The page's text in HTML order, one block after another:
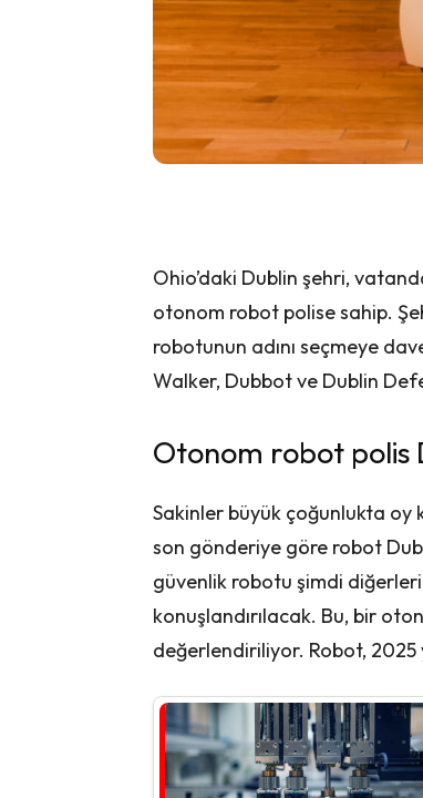
Ohio’daki Dublin şehri,
otonom robot polise sahip.
robotunun adını seçmeye
Walker, Dubbot ve Dublin
Otonom robot polis
Sakinler büyük çoğunlukta oy
son gönderiye göre robot
güvenlik robotu şimdi
konuşlandırılacak. Bu, bir
değerlendiriliyor. Robot, 2025